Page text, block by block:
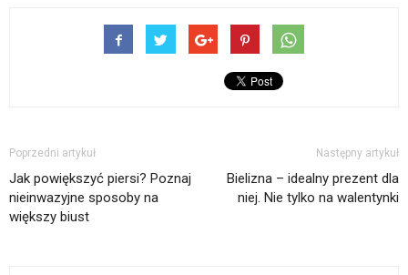
Poprzedni artykuł
Jak powiększyć piersi? Poznaj
nieinwazyjne sposoby na
większy biust
Następny artykuł
Bielizna – idealny prezent dla
niej. Nie tylko na walentynki